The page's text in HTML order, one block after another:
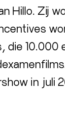
Hillo. Zij
die 10.000
in juli